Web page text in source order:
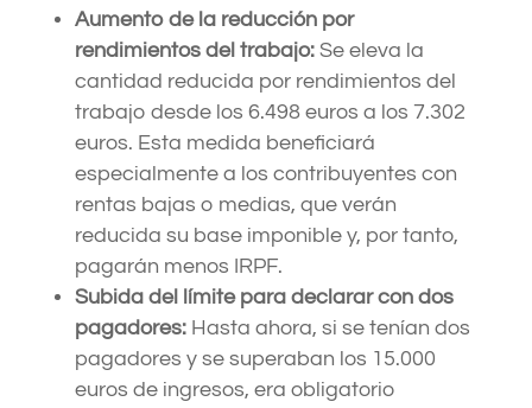
Aumento de la reducción por
rendimientos del trabajo:Se eleva la
cantidad reducida por rendimientos del
trabajo desde los 6.498 euros a los 7.302
euros. Esta medida beneficiará
especialmente a los contribuyentes con
rentas bajas o medias, que verán
reducida su base imponible y, por tanto,
pagarán menos IRPF.
Subida del límite para declarar con dos
pagadores:Hasta ahora, si se tenían dos
pagadores y se superaban los 15.000
euros de ingresos, era obligatorio